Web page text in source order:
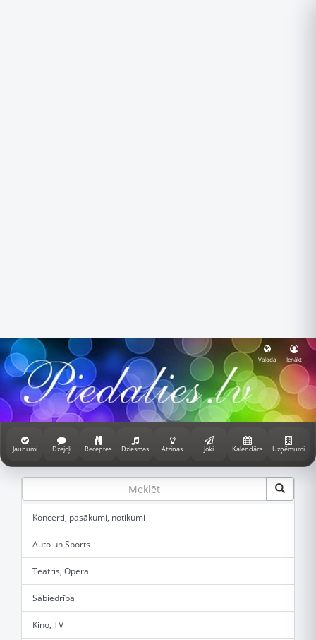
Valoda Ienākt
Jaunumi Dzejoļi Receptes Dziesmas Atziņas Joki Kalendārs Uzņēmumi
Koncerti, pasākumi, notikumi
Auto un Sports
Teātris, Opera
Sabiedrība
Kino, TV